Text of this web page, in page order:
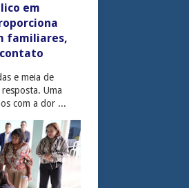
em
familiares,
e meia de
Uma
com a dor ...